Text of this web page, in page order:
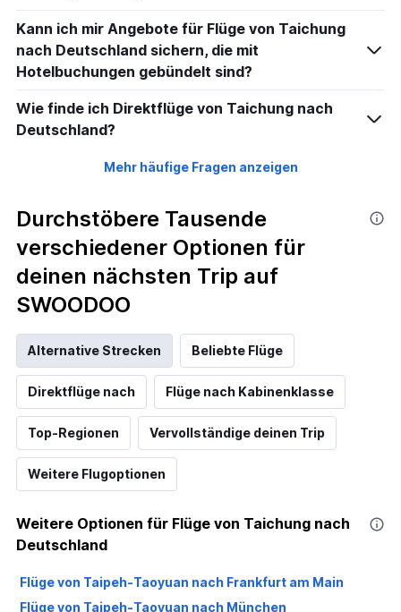
Kann ich mir Angebote für Flüge von Taichung
nach Deutschland sichern, die mit
Hotelbuchungen gebündelt sind?
Wie finde ich Direktflüge von Taichung nach
Deutschland?
Mehr häufige Fragen anzeigen
Durchstöbere Tausende
verschiedener Optionen für
deinen nächsten Trip auf
SWOODOO
Alternative Strecken Beliebte Flüge
Direktflüge nach Flüge nach Kabinenklasse
Top-Regionen Vervollständige deinen Trip
Weitere Flugoptionen
Weitere Optionen für Flüge von Taichung nach
Deutschland
Flüge von Taipeh-Taoyuan nach Frankfurt am Main
Flüge von Taipeh-Taoyuan nach München